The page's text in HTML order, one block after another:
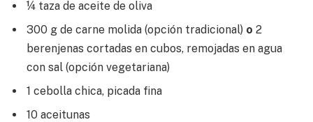
¼ taza de aceite de oliva
300 g de carne molida (opción tradicional) o 2
berenjenas cortadas en cubos, remojadas en agua
con sal (opción vegetariana)
1 cebolla chica, picada fina
10 aceitunas